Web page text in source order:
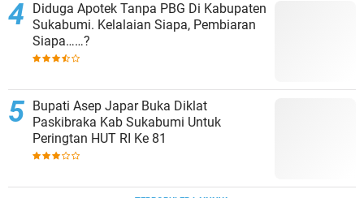
Diduga Apotek Tanpa PBG Di Kabupaten
Sukabumi. Kelalaian Siapa, Pembiaran
Siapa……?
Bupati Asep Japar Buka Diklat
Paskibraka Kab Sukabumi Untuk
Peringtan HUT RI Ke 81